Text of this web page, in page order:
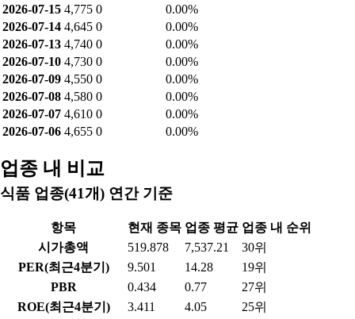
2026-07-15 4,775 0
0.00%
2026-07-14 4,645 0
0.00%
2026-07-13 4,740 0
0.00%
2026-07-10 4,730 0
0.00%
2026-07-09 4,550 0
0.00%
2026-07-08 4,580 0
0.00%
2026-07-07 4,610 0
0.00%
2026-07-06 4,655 0 0.00%
업종 내 비교
식품 업종(41개) 연간 기준
항목 현재 종목 업종 평균 업종 내 순위
시가총액
519.878 7,537.21
30위
PER(최근4분기)
9.501 14.28
19위
PBR
0.434 0.77
27위
ROE(최근4분기)
3.411 4.05
25위